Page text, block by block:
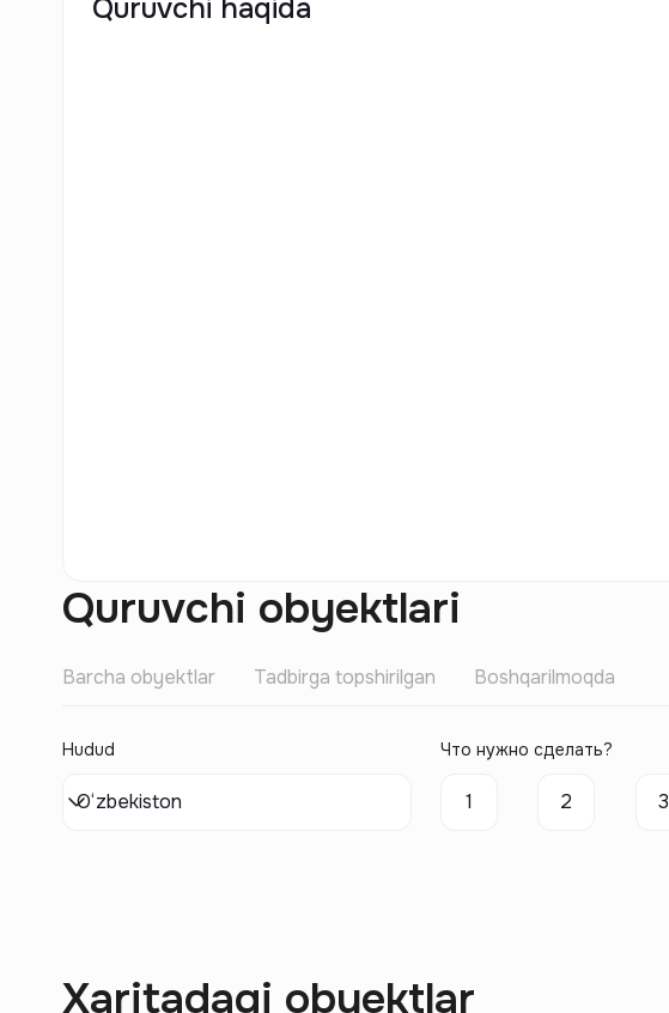
Quruvchi haqida
Quruvchi obyektlari
Barcha obyektlar Tadbirga topshirilgan Boshqarilmoqda
Hudud
O‘zbekiston
Что нужно сделать?
1 2 3
Xaritadagi obyektlar